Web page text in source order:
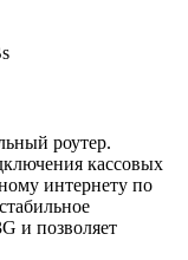
роутер.
кассовых
интернету по
и позволяет